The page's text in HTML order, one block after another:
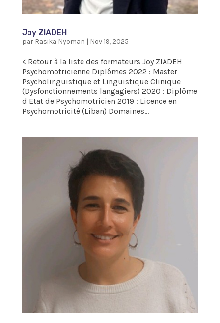
Joy ZIADEH
par Rasika Nyoman | Nov 19, 2025
< Retour à la liste des formateurs Joy ZIADEH
Psychomotricienne Diplômes 2022 : Master
Psycholinguistique et Linguistique Clinique
(Dysfonctionnements langagiers) 2020 : Diplôme
d’Etat de Psychomotricien 2019 : Licence en
Psychomotricité (Liban) Domaines...